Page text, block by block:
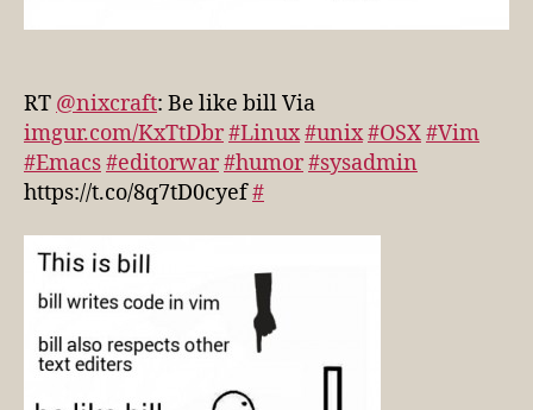
RT @nixcraft: Be like bill Via
imgur.com/KxTtDbr#Linux#unix#OSX#Vim
#Emacs#editorwar#humor#sysadmin
https://t.co/8q7tD0cyef#